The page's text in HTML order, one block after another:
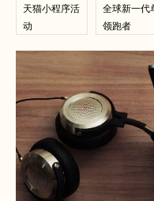
天猫小程序活
动
全球新一代
领跑者